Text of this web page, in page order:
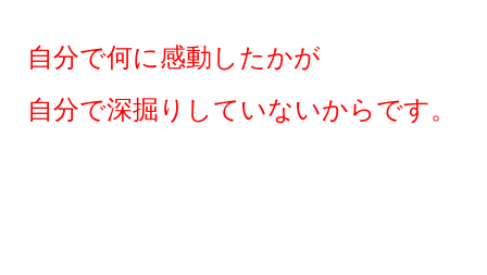
自分で何に感動したかが
自分で深掘りしていないからです。